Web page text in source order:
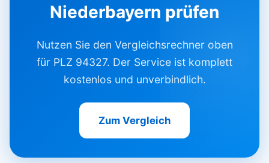
Niederbayern prüfen
Nutzen Sie den Vergleichsrechner oben
für PLZ 94327. Der Service ist komplett
kostenlos und unverbindlich.
Zum Vergleich